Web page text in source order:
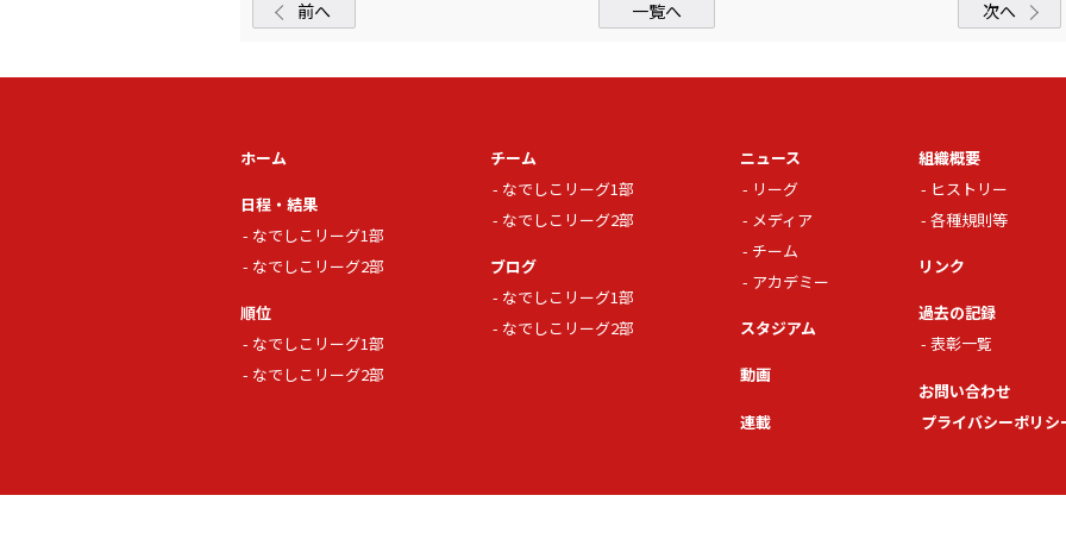
前へ 一覧へ 次へ
ホーム
日程・結果
なでしこリーグ1部
なでしこリーグ2部
順位
なでしこリーグ1部
なでしこリーグ2部
チーム
なでしこリーグ1部
なでしこリーグ2部
ブログ
なでしこリーグ1部
なでしこリーグ2部
ニュース
リーグ
メディア
チーム
アカデミー
スタジアム
動画
連載
組織概要
ヒストリー
各種規則等
リンク
過去の記録
表彰一覧
お問い合わせ
プライバシーポリシ